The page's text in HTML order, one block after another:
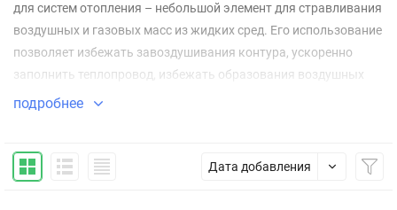
для систем отопления – небольшой элемент для стравливания
воздушных и газовых масс из жидких сред. Его использование
позволяет избежать завоздушивания контура, ускоренно
заполнить теплопровод, избежать образования воздушных
карманов и запустить обратно воздушные массы при
А если вам нужна консультация, позвоните или закажите
звонок с сайта. Менеджер поможет определиться с выбором и
подробнее
Дата добавления